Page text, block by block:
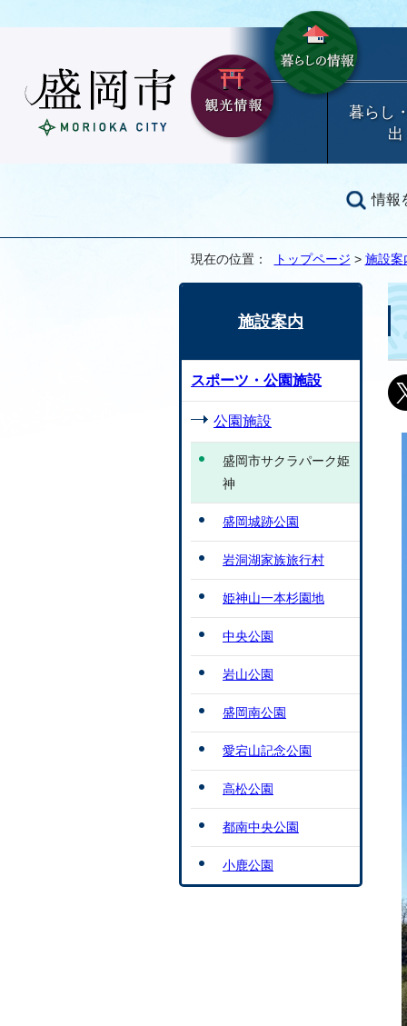
暮らし
出
情報
現在の位置： トップページ > 施設案
施設案内
スポーツ・公園施設
公園施設
盛岡市サクラパーク姫
神
盛岡城跡公園
岩洞湖家族旅行村
姫神山一本杉園地
中央公園
岩山公園
盛岡南公園
愛宕山記念公園
高松公園
都南中央公園
小鹿公園